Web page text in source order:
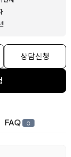
상담신청
FAQ 0